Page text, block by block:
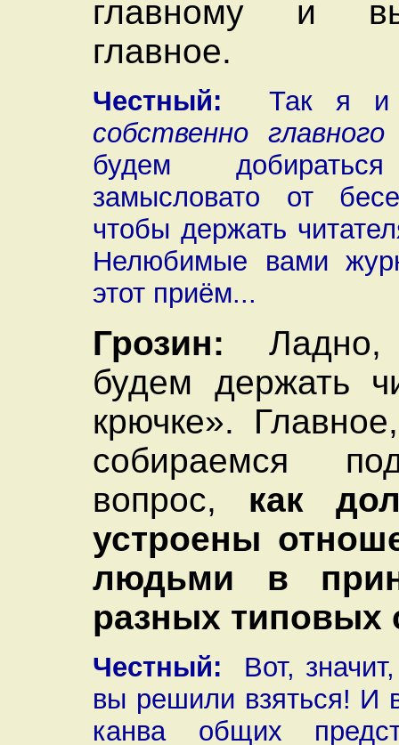
главному и
главное.
Честный: Так я и
собственно главного
будем
замысловато от
чтобы держать
Нелюбимые вами
этот приём...
Грозин: Ладно,
будем держать
крючке».
собираемся
вопрос, как
устроены
людьми в
разных типовых
Честный: Вот,
вы решили взяться! И
канва общих